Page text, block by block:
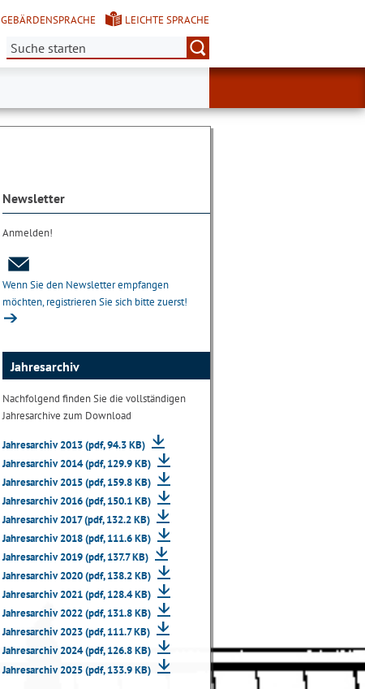
GEBÄRDENSPRACHE
LEICHTE SPRACHE
Suche:
Newsletter
Anmelden!
Wenn Sie den Newsletter empfangen
möchten, registrieren Sie sich bitte zuerst!
Jahresarchiv
Nachfolgend finden Sie die vollständigen
Jahresarchive zum Download
Jahresarchiv 2013 (pdf, 94.3 KB)
Jahresarchiv 2014 (pdf, 129.9 KB)
Jahresarchiv 2015 (pdf, 159.8 KB)
Jahresarchiv 2016 (pdf, 150.1 KB)
Jahresarchiv 2017 (pdf, 132.2 KB)
Jahresarchiv 2018 (pdf, 111.6 KB)
Jahresarchiv 2019 (pdf, 137.7 KB)
Jahresarchiv 2020 (pdf, 138.2 KB)
Jahresarchiv 2021 (pdf, 128.4 KB)
Jahresarchiv 2022 (pdf, 131.8 KB)
Jahresarchiv 2023 (pdf, 111.7 KB)
Jahresarchiv 2024 (pdf, 126.8 KB)
Jahresarchiv 2025 (pdf, 133.9 KB)